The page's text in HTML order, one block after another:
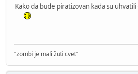
Kako da bude piratizovan kada su
"zombi je mali žuti cvet"